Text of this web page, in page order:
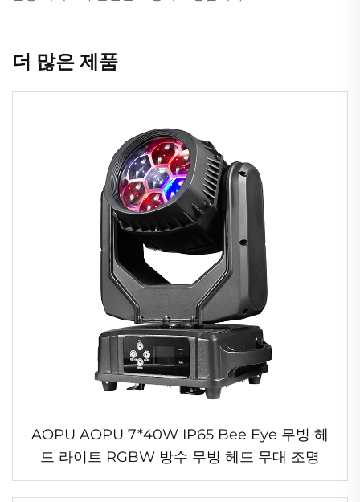
더 많은 제품
AOPU AOPU 7*40W IP65 Bee Eye 무빙 헤
드 라이트 RGBW 방수 무빙 헤드 무대 조명